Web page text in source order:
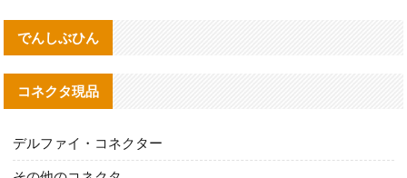
でんしぶひん
コネクタ現品
デルファイ・コネクター